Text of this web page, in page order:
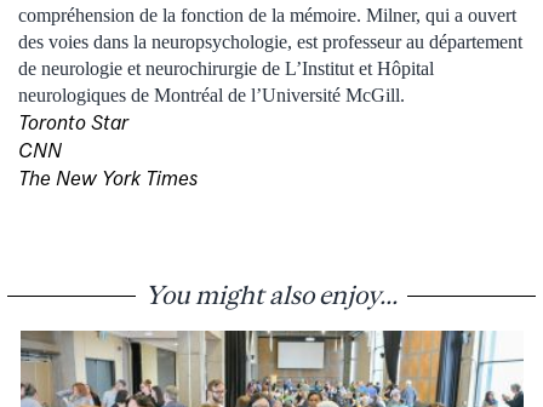
compréhension de la fonction de la mémoire. Milner, qui a ouvert
des voies dans la neuropsychologie, est professeur au département
de neurologie et neurochirurgie de L’Institut et Hôpital
neurologiques de Montréal de l’Université McGill.
Toronto Star
CNN
The New York Times
You might also enjoy...